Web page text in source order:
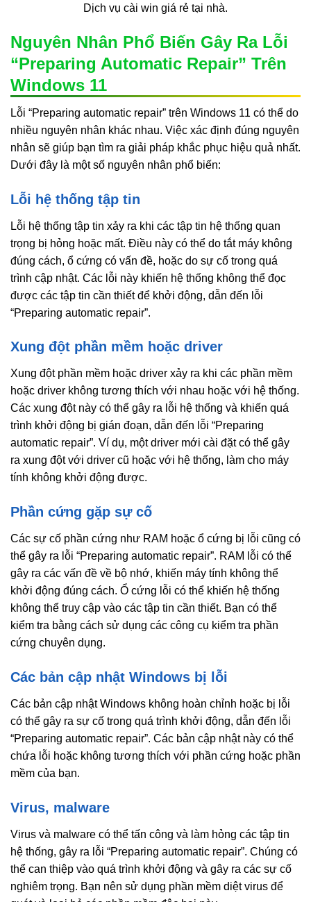
Dịch vụ cài win giá rẻ tại nhà.
Nguyên Nhân Phổ Biến Gây Ra Lỗi
“Preparing Automatic Repair” Trên
Windows 11
Lỗi “Preparing automatic repair” trên Windows 11 có thể do
nhiều nguyên nhân khác nhau. Việc xác định đúng nguyên
nhân sẽ giúp bạn tìm ra giải pháp khắc phục hiệu quả nhất.
Dưới đây là một số nguyên nhân phổ biến:
Lỗi hệ thống tập tin
Lỗi hệ thống tập tin xảy ra khi các tập tin hệ thống quan
trọng bị hỏng hoặc mất. Điều này có thể do tắt máy không
đúng cách, ổ cứng có vấn đề, hoặc do sự cố trong quá
trình cập nhật. Các lỗi này khiến hệ thống không thể đọc
được các tập tin cần thiết để khởi động, dẫn đến lỗi
“Preparing automatic repair”.
Xung đột phần mềm hoặc driver
Xung đột phần mềm hoặc driver xảy ra khi các phần mềm
hoặc driver không tương thích với nhau hoặc với hệ thống.
Các xung đột này có thể gây ra lỗi hệ thống và khiến quá
trình khởi động bị gián đoạn, dẫn đến lỗi “Preparing
automatic repair”. Ví dụ, một driver mới cài đặt có thể gây
ra xung đột với driver cũ hoặc với hệ thống, làm cho máy
tính không khởi động được.
Phần cứng gặp sự cố
Các sự cố phần cứng như RAM hoặc ổ cứng bị lỗi cũng có
thể gây ra lỗi “Preparing automatic repair”. RAM lỗi có thể
gây ra các vấn đề về bộ nhớ, khiến máy tính không thể
khởi động đúng cách. Ổ cứng lỗi có thể khiến hệ thống
không thể truy cập vào các tập tin cần thiết. Bạn có thể
kiểm tra bằng cách sử dụng các công cụ kiểm tra phần
cứng chuyên dụng.
Các bản cập nhật Windows bị lỗi
Các bản cập nhật Windows không hoàn chỉnh hoặc bị lỗi
có thể gây ra sự cố trong quá trình khởi động, dẫn đến lỗi
“Preparing automatic repair”. Các bản cập nhật này có thể
chứa lỗi hoặc không tương thích với phần cứng hoặc phần
mềm của bạn.
Virus, malware
Virus và malware có thể tấn công và làm hỏng các tập tin
hệ thống, gây ra lỗi “Preparing automatic repair”. Chúng có
thể can thiệp vào quá trình khởi động và gây ra các sự cố
nghiêm trọng. Bạn nên sử dụng phần mềm diệt virus để